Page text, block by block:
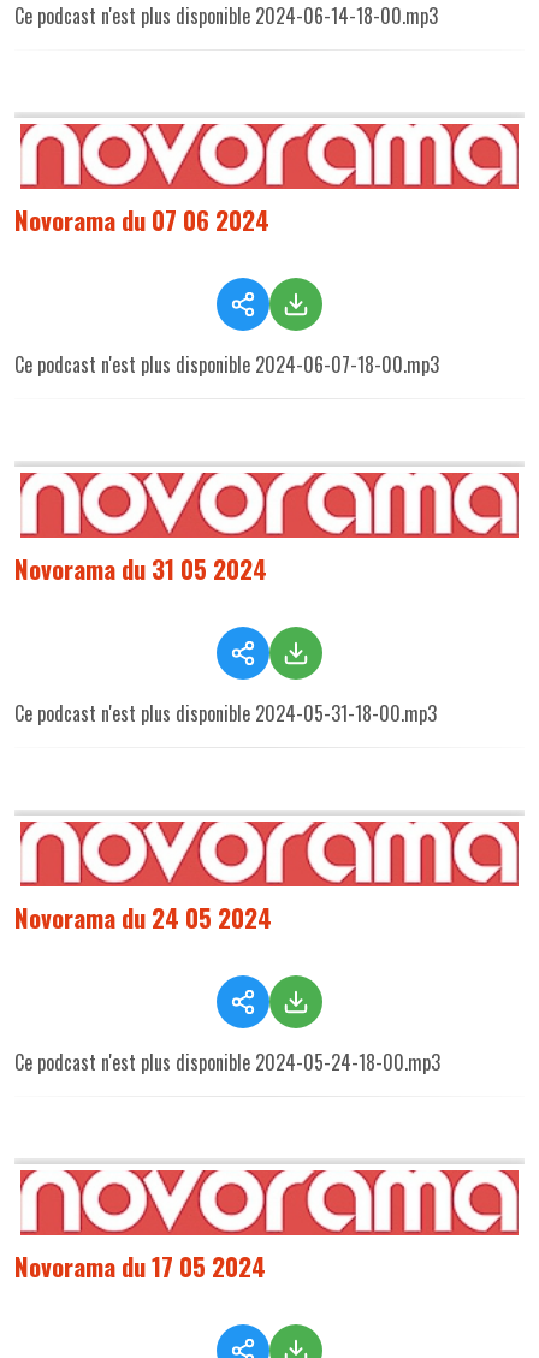
Ce podcast n'est plus disponible 2024-06-14-18-00.mp3
Novorama du 07 06 2024
Ce podcast n'est plus disponible 2024-06-07-18-00.mp3
Novorama du 31 05 2024
Ce podcast n'est plus disponible 2024-05-31-18-00.mp3
Novorama du 24 05 2024
Ce podcast n'est plus disponible 2024-05-24-18-00.mp3
Novorama du 17 05 2024